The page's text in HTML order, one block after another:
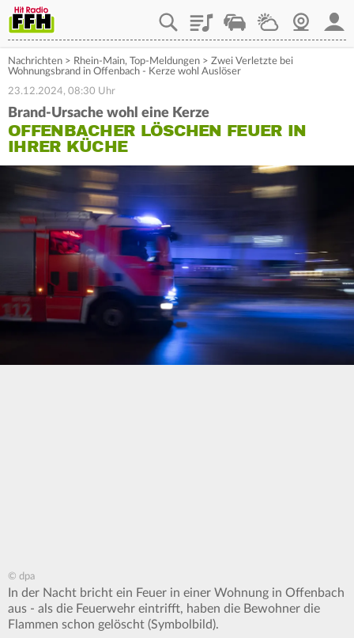
PlaylistStaupilotWetterWebcam
Nachrichten > Rhein-Main, Top-Meldungen > Zwei Verletzte bei
Wohnungsbrand in Offenbach - Kerze wohl Auslöser
23.12.2024, 08:30 Uhr
Brand-Ursache wohl eine Kerze
OFFENBACHER LÖSCHEN FEUER IN
IHRER KÜCHE
© dpa
In der Nacht bricht ein Feuer in einer Wohnung in Offenbach
aus - als die Feuerwehr eintrifft, haben die Bewohner die
Flammen schon gelöscht (Symbolbild).